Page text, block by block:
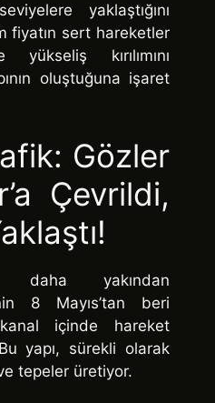
yaklaştığını
fiyatın sert hareketler
kırılımını
oluştuğuna işaret
Gözler
Çevrildi,
daha yakından
8 Mayıs’tan beri
içinde hareket
yapı, sürekli olarak
tepeler üretiyor.